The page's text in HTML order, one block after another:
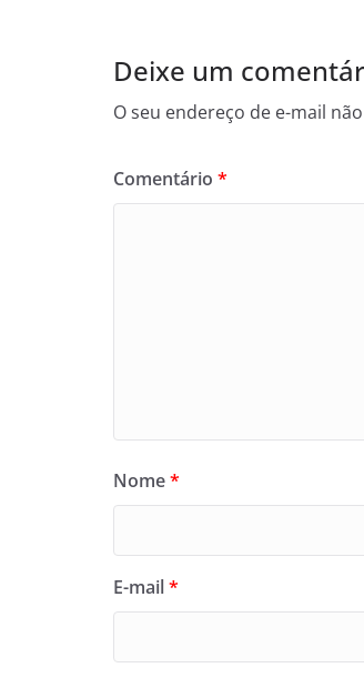
Deixe um
O seu endereço de e-mail
Comentário *
Nome*
E-mail*